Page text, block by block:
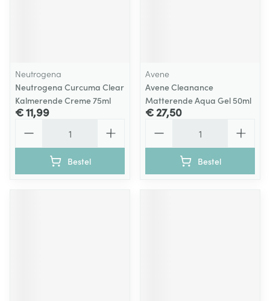
Neutrogena
Neutrogena Curcuma Clear
Kalmerende Creme 75ml
€ 11,99
Bestel
Avene
Avene Cleanance
Matterende Aqua Gel 50ml
€ 27,50
Bestel